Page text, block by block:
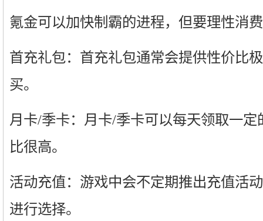
氪金可以加快制霸的进程，但要理性消
首充礼包：首充礼包通常会提供性价比
买。
月卡/季卡：月卡/季卡可以每天领取一
比很高。
活动充值：游戏中会不定期推出充值活
进行选择。